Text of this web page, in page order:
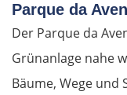
Parque da
Der Parque da
Grünanlage nahe
Bäume, Wege und
Cham